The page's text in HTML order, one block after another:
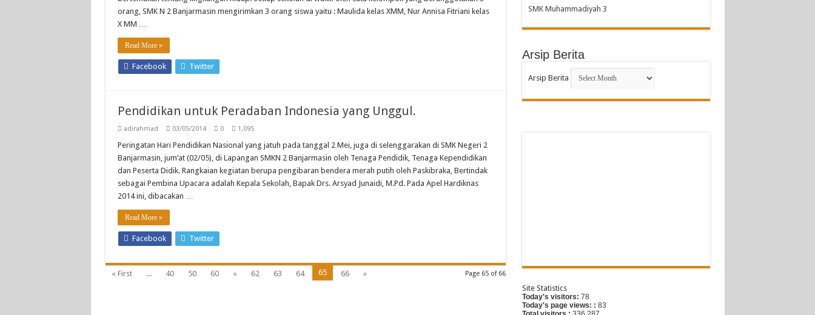
orang, SMK N 2 Banjarmasin mengirimkan 3 orang siswa yaitu : Maulida kelas XMM, Nur Annisa Fitriani kelas
X MM …
Read More »
Facebook Twitter
Pendidikan untuk Peradaban Indonesia yang Unggul.
adirahmad 03/05/2014 0 1,095
Peringatan Hari Pendidikan Nasional yang jatuh pada tanggal 2 Mei, juga di selenggarakan di SMK Negeri 2
Banjarmasin, jum’at (02/05), di Lapangan SMKN 2 Banjarmasin oleh Tenaga Pendidik, Tenaga Kependidikan
dan Peserta Didik. Rangkaian kegiatan berupa pengibaran bendera merah putih oleh Paskibraka, Bertindak
sebagai Pembina Upacara adalah Kepala Sekolah, Bapak Drs. Arsyad Junaidi, M.Pd. Pada Apel Hardiknas
2014 ini, dibacakan …
Read More »
Facebook Twitter
Page 65 of 66
« First ... 40 50 60 « 62 63 64 65 66 »
SMK Muhammadiyah 3
Arsip Berita
Arsip Berita
G
Site Statistics
Today's visitors: 78
Today's page views: : 83